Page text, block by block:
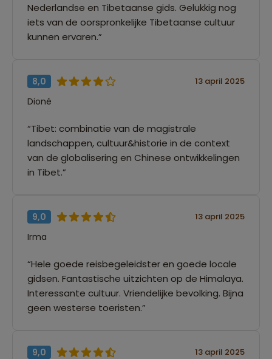
Nederlandse en Tibetaanse gids. Gelukkig nog
iets van de oorspronkelijke Tibetaanse cultuur
kunnen ervaren.”
8,0 13 april 2025
Dioné
“Tibet: combinatie van de magistrale
landschappen, cultuur&historie in de context
van de globalisering en Chinese ontwikkelingen
in Tibet.”
9,0 13 april 2025
Irma
“Hele goede reisbegeleidster en goede locale
gidsen. Fantastische uitzichten op de Himalaya.
Interessante cultuur. Vriendelijke bevolking. Bijna
geen westerse toeristen.”
9,0 13 april 2025